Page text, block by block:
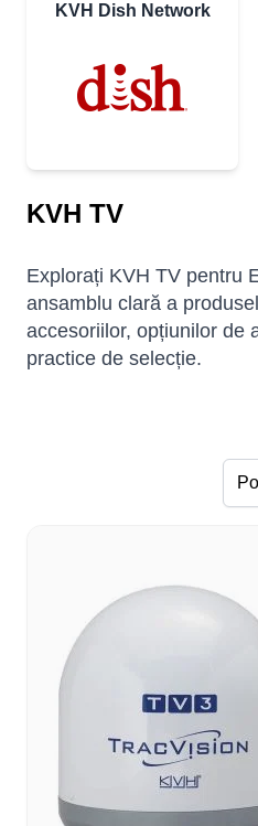
KVH Dish Network
KVH TV
Explorați KVH TV pentru
ansamblu clară a
accesoriilor, opțiunilor de
practice de selecție.